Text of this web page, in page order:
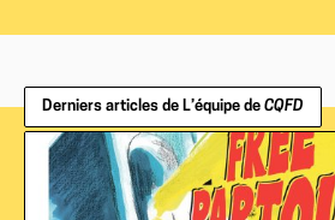
Derniers articles de L’équipe de CQFD